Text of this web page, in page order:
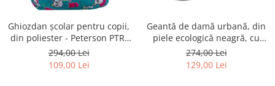
Ghiozdan școlar pentru copii,
din poliester - Peterson PTR-
PTN BIEDRONKA G28
294,00 Lei
109,00 Lei
Geantă de damă urbană, din
piele ecologică neagră, cu
curea reglabilă - Peterson
PTR-PTN JK6-06-6642
274,00 Lei
129,00 Lei